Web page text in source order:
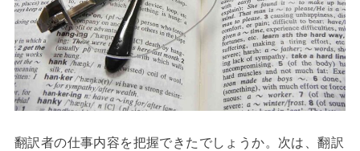
翻訳者の仕事内容を把握できたでしょうか。次は、翻訳